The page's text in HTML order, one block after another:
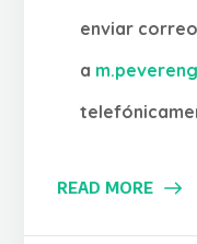
enviar correo
a
READ MORE